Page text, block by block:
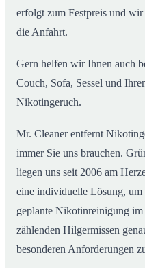
erfolgt zum Festpreis und
die Anfahrt.
Gern helfen wir Ihnen auch
Couch, Sofa, Sessel und
Nikotingeruch.
Mr. Cleaner entfernt
immer Sie uns brauchen.
liegen uns seit 2006 am
eine individuelle Lösung,
geplante Nikotinreinigung
zählenden Hilgermissen
besonderen Anforderungen